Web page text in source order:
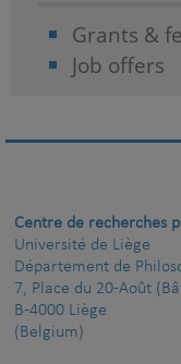
Grants &
Job offers
Centre de recherches
Université de Liège
Département de
7, Place du 20-Août
B-4000 Liège
(Belgium)